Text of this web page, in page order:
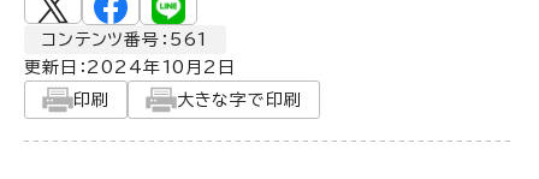
コンテンツ番号：561
更新日： 2024年10月2日
印刷
大きな字で印刷